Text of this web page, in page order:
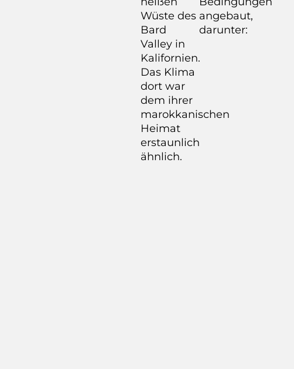
Wüste des
Bard
Valley in
Kalifornien.
Das Klima
dort war
dem ihrer
marokkanischen
Heimat
erstaunlich
ähnlich.
angebaut,
darunter: